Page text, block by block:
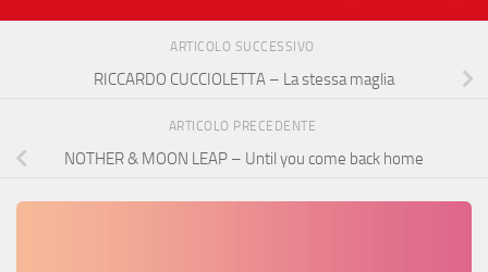
ARTICOLO SUCCESSIVO
RICCARDO CUCCIOLETTA – La stessa maglia
ARTICOLO PRECEDENTE
NOTHER & MOON LEAP – Until you come back home